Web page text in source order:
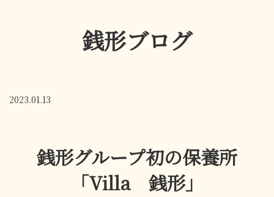
銭形ブログ
2023.01.13
銭形グループ初の保養所
「Villa 銭形」